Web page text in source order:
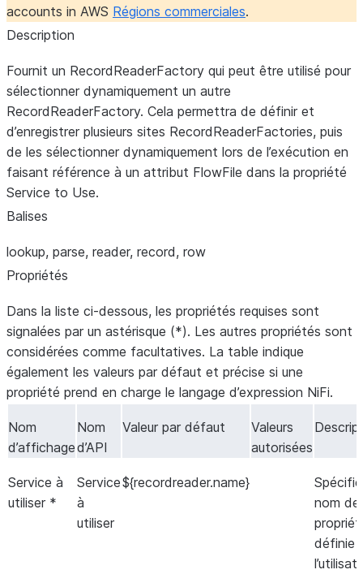
accounts in AWS Régions commerciales.
Description
Fournit un RecordReaderFactory qui peut être utilisé pour
sélectionner dynamiquement un autre
RecordReaderFactory. Cela permettra de définir et
d’enregistrer plusieurs sites RecordReaderFactories, puis
de les sélectionner dynamiquement lors de l’exécution en
faisant référence à un attribut FlowFile dans la propriété
Service to Use.
Balises
lookup, parse, reader, record, row
Propriétés
Dans la liste ci-dessous, les propriétés requises sont
signalées par un astérisque (*). Les autres propriétés sont
considérées comme facultatives. La table indique
également les valeurs par défaut et précise si une
propriété prend en charge le langage d’expression NiFi.
Nom
d’affichage
Nom
d’API
Valeur par défaut
Valeurs
autorisées
Service à
utiliser *
Service
à
utiliser
${recordreader.name}
nom de
définie